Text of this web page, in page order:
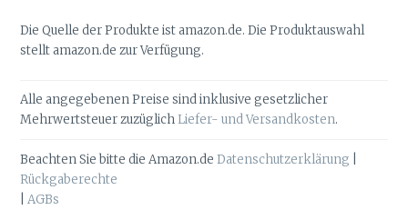
Die Quelle der Produkte ist amazon.de. Die Produktauswahl
stellt amazon.de zur Verfügung.
Alle angegebenen Preise sind inklusive gesetzlicher
Mehrwertsteuer zuzüglich Liefer- und Versandkosten.
Beachten Sie bitte die Amazon.deDatenschutzerklärung
Rückgaberechte
|AGBs